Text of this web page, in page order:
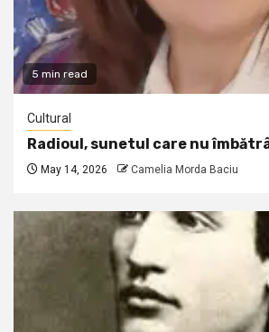
5 min read
Cultural
Radioul, sunetul care nu
May 14, 2026 Camelia Morda Baciu